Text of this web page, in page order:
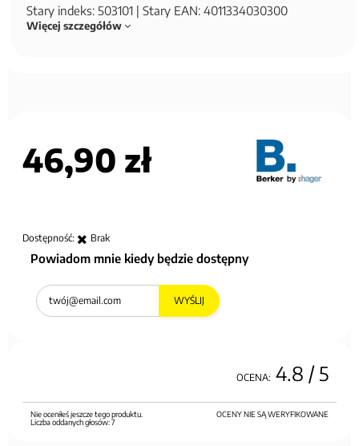
Stary indeks: 503101 | Stary EAN: 4011334030300
Więcej szczegółów
46,90 zł
Dostępność: Brak
Powiadom mnie kiedy będzie dostępny
WYŚLIJ
OCENA: 4.8 / 5
OCENY NIE SĄ WERYFIKOWANE
Nie oceniłeś jeszcze tego produktu.
Liczba oddanych głosów:7